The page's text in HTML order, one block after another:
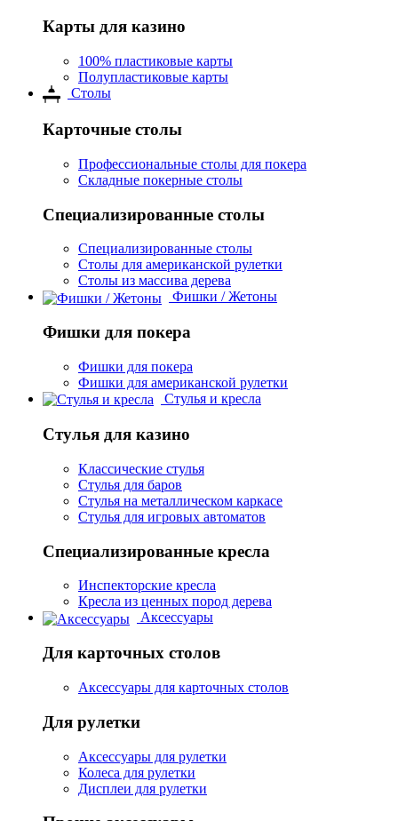
Карты для казино
100% пластиковые карты
Полупластиковые карты
Столы
Карточные столы
Профессиональные столы для покера
Складные покерные столы
Специализированные столы
Специализированные столы
Столы для американской рулетки
Столы из массива дерева
Фишки / Жетоны
Фишки для покера
Фишки для покера
Фишки для американской рулетки
Стулья и кресла
Стулья для казино
Классические стулья
Стулья для баров
Стулья на металлическом каркасе
Стулья для игровых автоматов
Специализированные кресла
Инспекторские кресла
Кресла из ценных пород дерева
Аксессуары
Для карточных столов
Аксессуары для карточных столов
Для рулетки
Аксессуары для рулетки
Колеса для рулетки
Дисплеи для рулетки